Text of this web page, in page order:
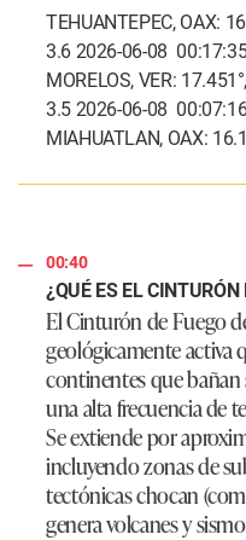
TEHUANTEPEC, OAX:
3.6 2026-06-08
MORELOS, VER:
3.5 2026-06-08
MIAHUATLAN, OAX:
00:40
¿QUÉ ES EL
El Cinturón de Fuego
geológicamente activa
continentes que bañan
una alta frecuencia de
Se extiende por
incluyendo zonas de
tectónicas chocan
genera volcanes y